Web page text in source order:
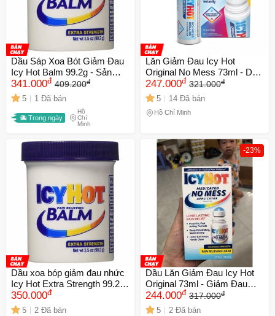
Dầu Sáp Xoa Bót Giảm Đau
Icy Hot Balm 99.2g - Sản
Phẩm Nhập Mỹ, Giải Quyết
Cơn Đau Cơ Bắp, Khớp
Xương Nhanh Chóng
341.000đ 409.200đ
5 1 Đã bán
Trong ngày
Hồ
Chí
Minh
Lăn Giảm Đau Icy Hot
Original No Mess 73ml - Dầu
Xoa Bóp Hiệu Quả Giúp Thư
Giãn Cơ Bắp và Khớp, Tiện
Lợi Mang Theo Người
247.000đ 321.000đ
5 14 Đã bán
Hồ Chí Minh
Dầu xoa bóp giảm đau nhức
Icy Hot Extra Strength 99.2g
- Giảm đau nhanh chóng cho
cơ và khớp, hàng nhập Mỹ
350.000đ
5
2 Đã bán
-23%
Dầu Lăn Giảm Đau Icy Hot
Original 73ml - Giảm Đau
Nhanh Hiệu Quả Cho Cơn
Đau Cảm Thấy Lập Tức
244.000đ 317.000đ
5 2 Đã bán